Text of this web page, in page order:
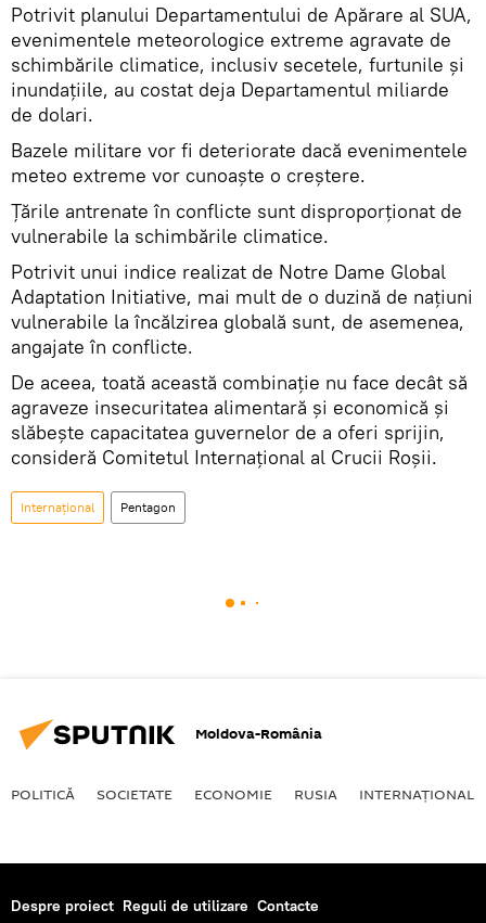
Potrivit planului Departamentului de Apărare al SUA,
evenimentele meteorologice extreme agravate de
schimbările climatice, inclusiv secetele, furtunile şi
inundaţiile, au costat deja Departamentul miliarde
de dolari.
Bazele militare vor fi deteriorate dacă evenimentele
meteo extreme vor cunoaște o creștere.
Ţările antrenate în conflicte sunt disproporţionat de
vulnerabile la schimbările climatice.
Potrivit unui indice realizat de Notre Dame Global
Adaptation Initiative, mai mult de o duzină de naţiuni
vulnerabile la încălzirea globală sunt, de asemenea,
angajate în conflicte.
De aceea, toată această combinație nu face decât să
agraveze insecuritatea alimentară și economică și
slăbește capacitatea guvernelor de a oferi sprijin,
consideră Comitetul Internațional al Crucii Roșii.
Internaţional Pentagon
Moldova-România
POLITICĂ SOCIETATE ECONOMIE RUSIA INTERNAŢIONAL
Despre proiect Reguli de utilizare Contacte